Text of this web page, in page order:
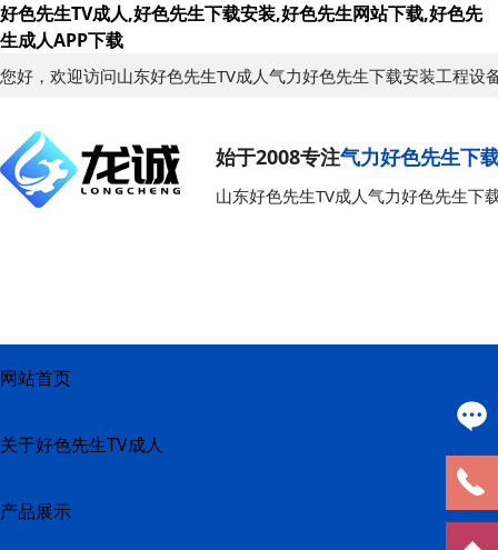
好色先生TV成人,好色先生下载安装,好色先生网站下载,好色先
生成人APP下载
您好，欢迎访问山东好色先生TV成人气力好色先生下载安装工程设
始于2008专注气力好色先生下
山东好色先生TV成人气力好色先生下
网站首页
关于好色先生TV成人
产品展示